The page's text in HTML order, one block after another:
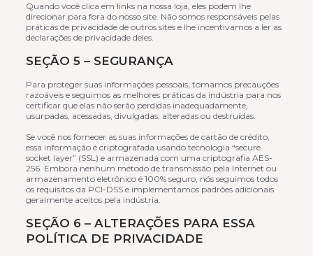
Quando você clica em links na nossa loja, eles podem lhe
direcionar para fora do nosso site. Não somos responsáveis pelas
práticas de privacidade de outros sites e lhe incentivamos a ler as
declarações de privacidade deles.
SEÇÃO 5 – SEGURANÇA
Para proteger suas informações pessoais, tomamos precauções
razoáveis e seguimos as melhores práticas da indústria para nos
certificar que elas não serão perdidas inadequadamente,
usurpadas, acessadas, divulgadas, alteradas ou destruídas.
Se você nos fornecer as suas informações de cartão de crédito,
essa informação é criptografada usando tecnologia “secure
socket layer” (SSL) e armazenada com uma criptografia AES-
256. Embora nenhum método de transmissão pela Internet ou
armazenamento eletrônico é 100% seguro, nós seguimos todos
os requisitos da PCI-DSS e implementamos padrões adicionais
geralmente aceitos pela indústria.
SEÇÃO 6 – ALTERAÇÕES PARA ESSA
POLÍTICA DE PRIVACIDADE